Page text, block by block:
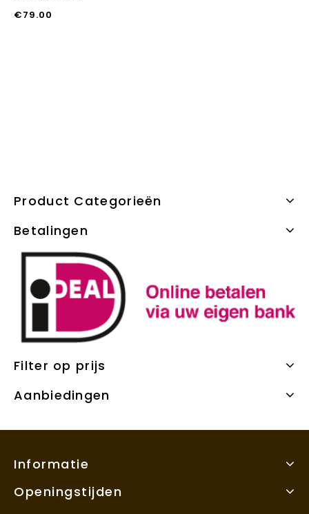
€79.00
Product Categorieën
Betalingen
Filter op prijs
Aanbiedingen
Informatie
Openingstijden